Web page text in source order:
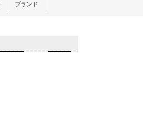
ブランド